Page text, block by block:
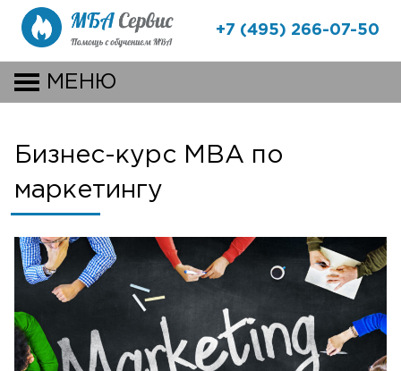
+7 (495) 266-07-50
МЕНЮ
Бизнес-курс MBA по
маркетингу